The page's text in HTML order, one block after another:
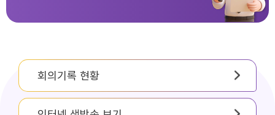
회의기록 현황